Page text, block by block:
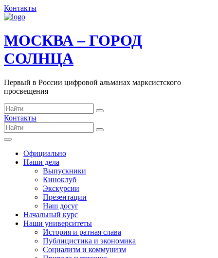
Контакты
МОСКВА – ГОРОД
СОЛНЦА
Первый в России цифровой альманах марксистского
просвещения
Контакты
Официально
Наши дела
Выпускники
Киноклуб
Экскурсии
Презентации
Наш досуг
Начальный курс
Наши университеты
История и ратная слава
Публицистика и экономика
Социализм и коммунизм